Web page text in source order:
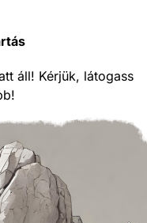
áll! Kérjük, látogass